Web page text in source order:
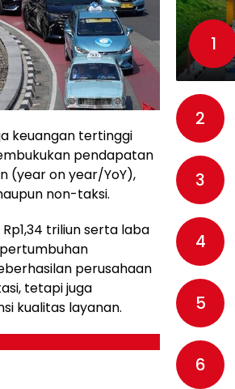
keuangan tertinggi
pendapatan
(year on year/YoY),
non-taksi.
triliun serta laba
perusahaan
tetapi juga
kualitas layanan.
1
2
3
4
5
6